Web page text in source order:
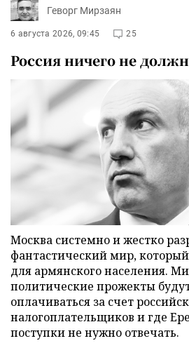
Геворг Мирзаян
6 августа 2026, 09:45 25
Россия ничего не
Москва системно и жестко
фантастический мир,
для армянского населения.
политические прожекты
оплачиваться за счет
налогоплательщиков и где
поступки не нужно отвечать.